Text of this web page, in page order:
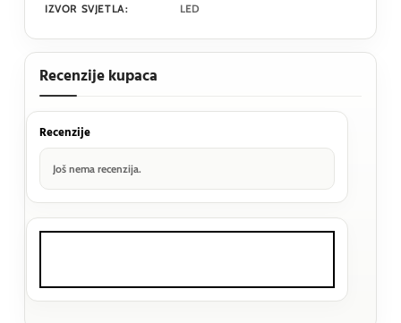
IZVOR SVJETLA: LED
Recenzije kupaca
Recenzije
Još nema recenzija.